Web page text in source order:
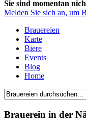
Sie sind momentan
Melden Sie sich an, um
Brauereien
Karte
Biere
Events
Blog
Home
Brauerein in der